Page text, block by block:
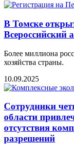
В Томске
Всероссийский
Более миллиона
хозяйства страны.
10.09.2025
Сотрудники
области
отсутствия
разрешений